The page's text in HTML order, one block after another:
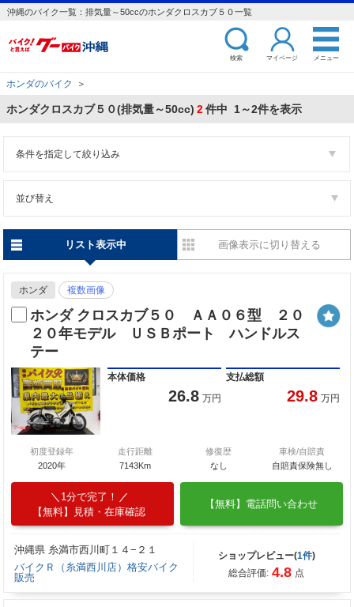
沖縄のバイク一覧：排気量～50ccのホンダクロスカブ５０一覧
検索 マイページ メニュー
ホンダのバイク ＞
ホンダクロスカブ５０(排気量～50cc) 2件中 1～2件を表示
条件を指定して絞り込み
並び替え
リスト表示中 画像表示に切り替える
ホンダ 複数画像
ホンダ クロスカブ５０ ＡＡ０６型 ２０
２０年モデル ＵＳＢポート ハンドルス
テー
本体価格
26.8 万円
支払総額
29.8 万円
初度登録年
2020年
走行距離
7143Km
修復歴
なし
車検/自賠責
自賠責保険無し
1分で完了！
【無料】見積・在庫確認
【無料】電話問い合わせ
沖縄県 糸満市西川町１４−２１
バイクＲ（糸満西川店）格安バイク
販売
ショップレビュー(1件)
総合評価: 4.8 点